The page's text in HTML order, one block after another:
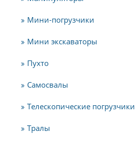
Мини-погрузчики
Мини экскаваторы
Пухто
Самосвалы
Телескопические погрузчики
Тралы